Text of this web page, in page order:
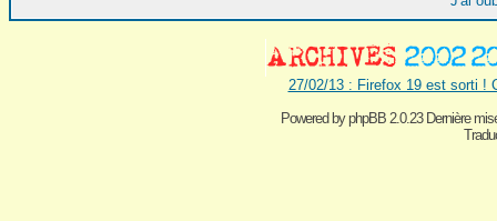
27/02/13 : Firefox 19 est sorti !
Powered byphpBB 2.0.23 Dernière